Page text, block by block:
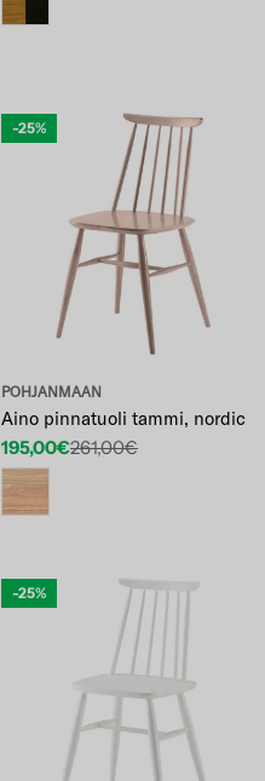
-25%
POHJANMAAN
Aino pinnatuoli tammi, nordic
Etuhinta
195,00€
Normaalihinta
261,00€
-25%